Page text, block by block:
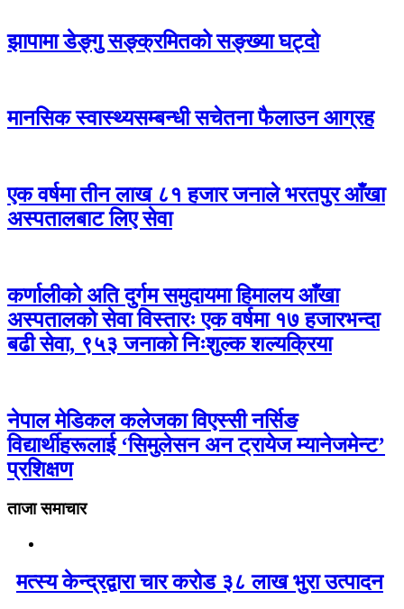
झापामा डेङ्गु सङ्क्रमितको सङ्ख्या घट्दो
मानसिक स्वास्थ्यसम्बन्धी सचेतना फैलाउन आग्रह
एक वर्षमा तीन लाख ८१ हजार जनाले भरतपुर आँखा
अस्पतालबाट लिए सेवा
कर्णालीको अति दुर्गम समुदायमा हिमालय आँखा
अस्पतालको सेवा विस्तारः एक वर्षमा १७ हजारभन्दा
बढी सेवा, ९५३ जनाको निःशुल्क शल्यक्रिया
नेपाल मेडिकल कलेजका विएस्सी नर्सिङ
विद्यार्थीहरूलाई ‘सिमुलेसन अन ट्रायेज म्यानेजमेन्ट’
प्रशिक्षण
ताजा समाचार
मत्स्य केन्द्रद्वारा चार करोड ३८ लाख भुरा उत्पादन